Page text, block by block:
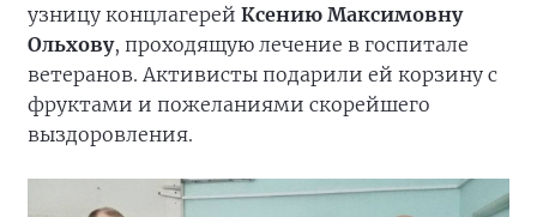
узницу концлагерей Ксению Максимовну
Ольхову, проходящую лечение в госпитале
ветеранов. Активисты подарили ей корзину с
фруктами и пожеланиями скорейшего
выздоровления.